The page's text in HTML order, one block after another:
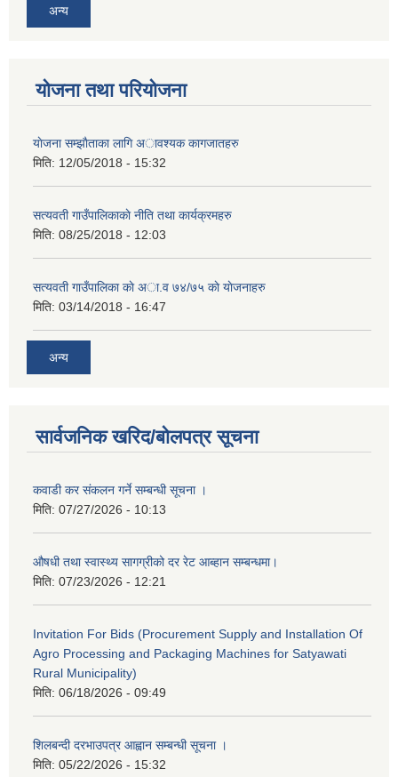
अन्य
योजना तथा परियोजना
याेजना सम्झाैताका लागि अावश्यक कागजातहरु
मिति: 12/05/2018 - 15:32
सत्यवती गाउँपालिकाकाे नीति तथा कार्यक्रमहरु
मिति: 08/25/2018 - 12:03
सत्यवती गाउँपालिका काे अा‍.व ७४/७५ काे याेजनाहरु
मिति: 03/14/2018 - 16:47
अन्य
सार्वजनिक खरिद/बोलपत्र सूचना
कवाडी कर संकलन गर्ने सम्बन्धी सूचना ।
मिति: 07/27/2026 - 10:13
औषधी तथा स्वास्थ्य सागग्रीको दर रेट आब्हान सम्बन्धमा।
मिति: 07/23/2026 - 12:21
Invitation For Bids (Procurement Supply and Installation Of
Agro Processing and Packaging Machines for Satyawati
Rural Municipality)
मिति: 06/18/2026 - 09:49
शिलबन्दी दरभाउपत्र आह्वान सम्बन्धी सूचना ।
मिति: 05/22/2026 - 15:32